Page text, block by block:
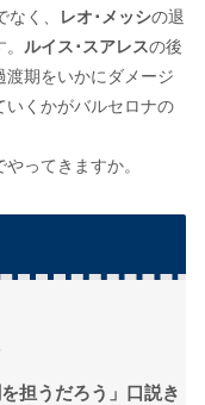
く、 レオ･メッシの退
ルイス･スアレスの後
期をいかにダメージ
いくかがバルセロナの
ってきますか。
担うだろう」口説き